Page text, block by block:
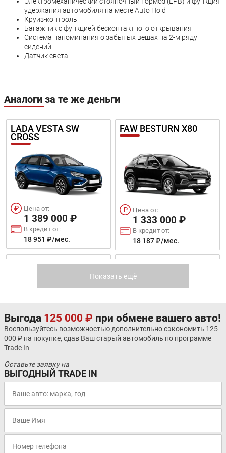
удержания автомобиля на месте Auto Hold
Круиз-контроль
Багажник с функцией бесконтактного открывания
Система напоминания о забытых вещах на 2-м ряду
сидений
Датчик света
Аналоги за те же деньги
LADA VESTA SW
CROSS
Цена от:
1 389 000 ₽
В кредит от:
18 951 ₽/мес.
FAW BESTURN X80
Цена от:
1 333 000 ₽
В кредит от:
18 187 ₽/мес.
FAW BESTURN X40
Цена от:
В кредит от:
17 969 ₽/мес.
OPEL CROSSLAND
МОСКВИЧ 3
Показать ещё
Выгода 125 000 ₽ при обмене вашего авто!
Воспользуйтесь возможностью дополнительно сэкономить 125
000 ₽ на покупке, сдав Ваш старый автомобиль по программе
Trade In
Оставьте заявку на
ВЫГОДНЫЙ TRADE IN